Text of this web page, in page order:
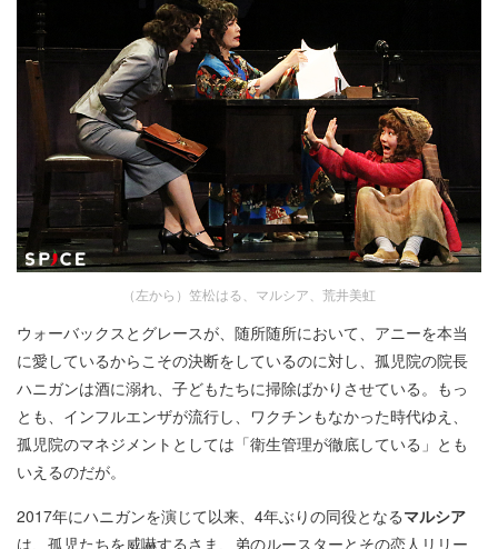
（左から）笠松はる、マルシア、荒井美虹
ウォーバックスとグレースが、随所随所において、アニーを本当
に愛しているからこその決断をしているのに対し、孤児院の院長
ハニガンは酒に溺れ、子どもたちに掃除ばかりさせている。もっ
とも、インフルエンザが流行し、ワクチンもなかった時代ゆえ、
孤児院のマネジメントとしては「衛生管理が徹底している」とも
いえるのだが。
2017年にハニガンを演じて以来、4年ぶりの同役となるマルシア
は、孤児たちを威嚇するさま、弟のルースターとその恋人リリー